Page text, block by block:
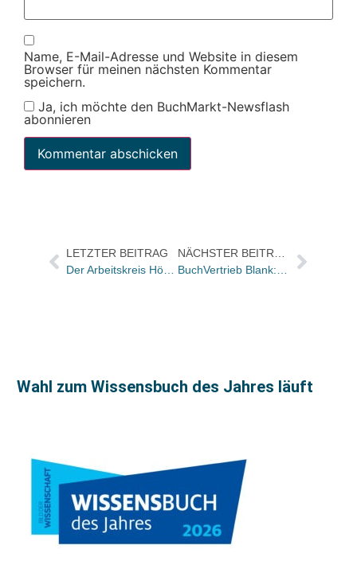
Name, E-Mail-Adresse und Website in diesem
Browser für meinen nächsten Kommentar
speichern.
Ja, ich möchte den BuchMarkt-Newsflash
abonnieren
LETZTER BEITRAG
Der Arbeitskreis Hörbuchverlage tagte in Berlin
NÄCHSTER BEITRAG
BuchVertrieb Blank: MA-Seminar am 25. Juli
Wahl zum Wissensbuch des Jahres läuft